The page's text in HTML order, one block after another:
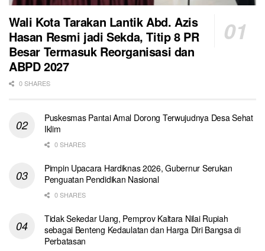
Wali Kota Tarakan Lantik Abd. Azis
Hasan Resmi jadi Sekda, Titip 8 PR
Besar Termasuk Reorganisasi dan
ABPD 2027
0 SHARES
Puskesmas Pantai Amal Dorong Terwujudnya Desa Sehat
Iklim
0 SHARES
Pimpin Upacara Hardiknas 2026, Gubernur Serukan
Penguatan Pendidikan Nasional
0 SHARES
Tidak Sekedar Uang, Pemprov Kaltara Nilai Rupiah
sebagai Benteng Kedaulatan dan Harga Diri Bangsa di
Perbatasan